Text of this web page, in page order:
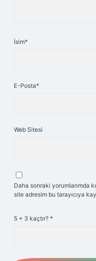
İsim*
E-Posta*
Web Sitesi
Daha sonraki yorumlarımda
site adresim bu tarayıcıya
5 + 3 kaçtır? *